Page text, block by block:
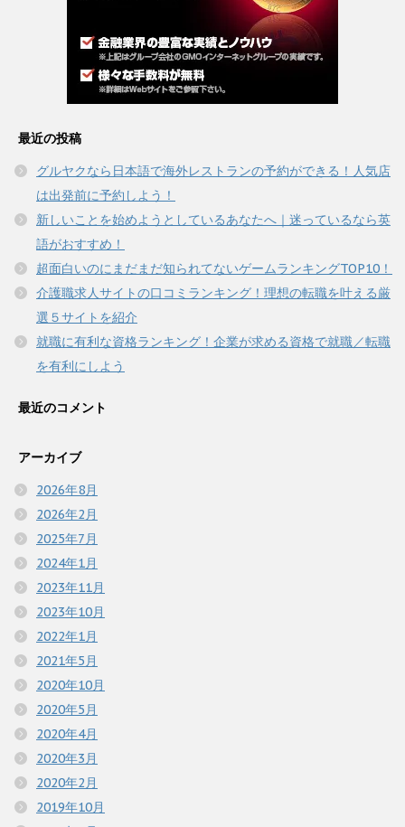
最近の投稿
グルヤクなら日本語で海外レストランの予約ができる！人気店
は出発前に予約しよう！
新しいことを始めようとしているあなたへ｜迷っているなら英
語がおすすめ！
超面白いのにまだまだ知られてないゲームランキングTOP10！
介護職求人サイトの口コミランキング！理想の転職を叶える厳
選５サイトを紹介
就職に有利な資格ランキング！企業が求める資格で就職／転職
を有利にしよう
最近のコメント
アーカイブ
2026年8月
2026年2月
2025年7月
2024年1月
2023年11月
2023年10月
2022年1月
2021年5月
2020年10月
2020年5月
2020年4月
2020年3月
2020年2月
2019年10月